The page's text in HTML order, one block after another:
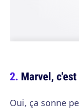
Marvel,
Oui, ça sonne